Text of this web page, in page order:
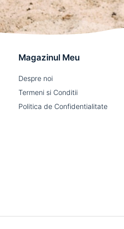
Magazinul Meu
Despre noi
Termeni si Conditii
Politica de Confidentialitate